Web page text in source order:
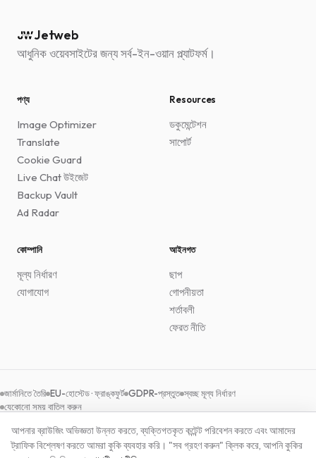
Jetweb
আধুনিক ওয়েবসাইটের জন্য সর্ব-ইন-ওয়ান প্ল্যাটফর্ম।
পণ্য
Image Optimizer
Translate
Cookie Guard
Live Chat উইজেট
Backup Vault
Ad Radar
Resources
ডকুমেন্টেশন
সাপোর্ট
কোম্পানি
মূল্য নির্ধারণ
যোগাযোগ
আইনগত
ছাপ
গোপনীয়তা
শর্তাবলী
ফেরত নীতি
জার্মানিতে তৈরি EU-হোস্টেড · ফ্রাঙ্কফুর্ট GDPR-প্রস্তুত স্বচ্ছ মূল্য নির্ধারণ
যেকোনো সময় বাতিল করুন
আপনার ব্রাউজিং অভিজ্ঞতা উন্নত করতে, ব্যক্তিগতকৃত কন্টেন্ট পরিবেশন করতে এবং আমাদের
ট্রাফিক বিশ্লেষণ করতে আমরা কুকি ব্যবহার করি। "সব গ্রহণ করুন" ক্লিক করে, আপনি কুকির